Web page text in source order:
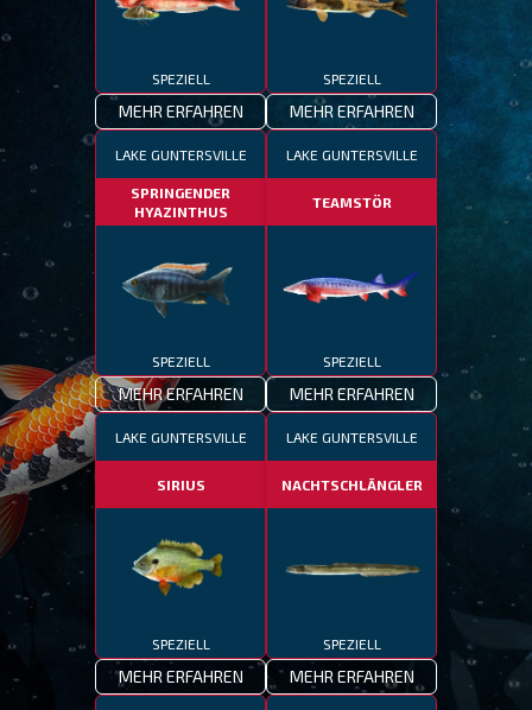
SPEZIELL
MEHR ERFAHREN
SPEZIELL
MEHR ERFAHREN
LAKE GUNTERSVILLE
SPRINGENDER
HYAZINTHUS
SPEZIELL
MEHR ERFAHREN
LAKE GUNTERSVILLE
TEAMSTÖR
SPEZIELL
MEHR ERFAHREN
LAKE GUNTERSVILLE
SIRIUS
SPEZIELL
MEHR ERFAHREN
LAKE GUNTERSVILLE
NACHTSCHLÄNGLER
SPEZIELL
MEHR ERFAHREN